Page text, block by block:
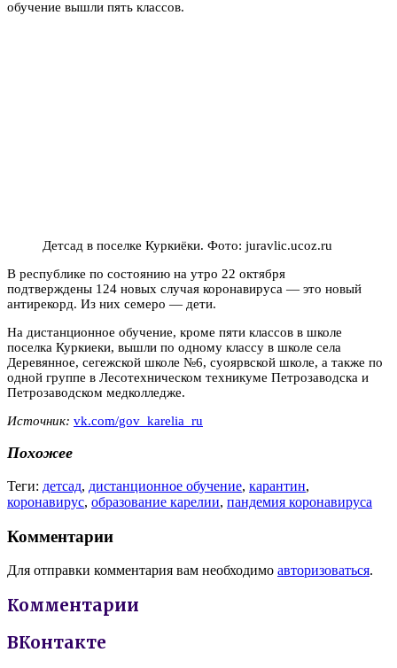
обучение вышли пять классов.
Детсад в поселке Куркиёки. Фото: juravlic.ucoz.ru
В республике по состоянию на утро 22 октября
подтверждены 124 новых случая коронавируса — это новый
антирекорд. Из них семеро — дети.
На дистанционное обучение, кроме пяти классов в школе
поселка Куркиеки, вышли по одному классу в школе села
Деревянное, сегежской школе №6, суоярвской школе, а также по
одной группе в Лесотехническом техникуме Петрозаводска и
Петрозаводском медколледже.
Источник: vk.com/gov_karelia_ru
Похожее
Теги: детсад, дистанционное обучение, карантин,
коронавирус, образование карелии, пандемия коронавируса
Комментарии
Для отправки комментария вам необходимо авторизоваться.
Комментарии
ВКонтакте